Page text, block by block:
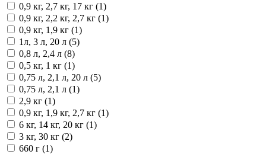
0,9 кг, 2,7 кг, 17 кг (1)
0,9 кг, 2,2 кг, 2,7 кг (1)
0,9 кг, 1,9 кг (1)
1л, 3 л, 20 л (5)
0,8 л, 2,4 л (8)
0,5 кг, 1 кг (1)
0,75 л, 2,1 л, 20 л (5)
0,75 л, 2,1 л (1)
2,9 кг (1)
0,9 кг, 1,9 кг, 2,7 кг (1)
6 кг, 14 кг, 20 кг (1)
3 кг, 30 кг (2)
660 г (1)